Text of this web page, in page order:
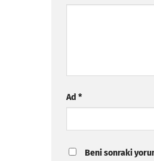
Ad *
Beni sonraki